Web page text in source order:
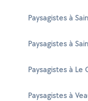
Paysagistes à
Paysagistes à
Paysagistes à Le
Paysagistes à